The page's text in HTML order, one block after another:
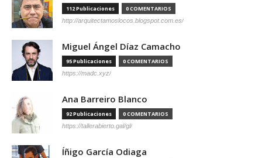
112 Publicaciones 0 COMENTARIOS
http://arquitectamoslocos.blogspot.com.es/
Miguel Ángel Díaz Camacho
95 Publicaciones 0 COMENTARIOS
https://madc.xyz/
Ana Barreiro Blanco
92 Publicaciones 0 COMENTARIOS
https://tallerabierto.gal/gl/
Íñigo García Odiaga